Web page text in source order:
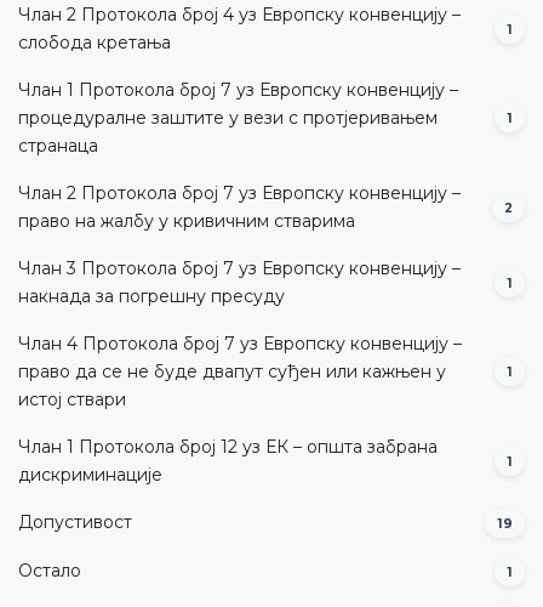
Члан 2 Протокола број 4 уз Европску конвенцију –
слобода кретања
1
Члан 1 Протокола број 7 уз Европску конвенцију –
процедуралне заштите у вези с протјеривањем
странаца
1
Члан 2 Протокола број 7 уз Европску конвенцију –
право на жалбу у кривичним стварима
2
Члан 3 Протокола број 7 уз Европску конвенцију –
накнада за погрешну пресуду
1
Члан 4 Протокола број 7 уз Европску конвенцију –
право да се не буде двапут суђен или кажњен у
истој ствари
1
Члан 1 Протокола број 12 уз ЕК – општа забрана
дискриминације
1
Допустивост 19
Остало 1